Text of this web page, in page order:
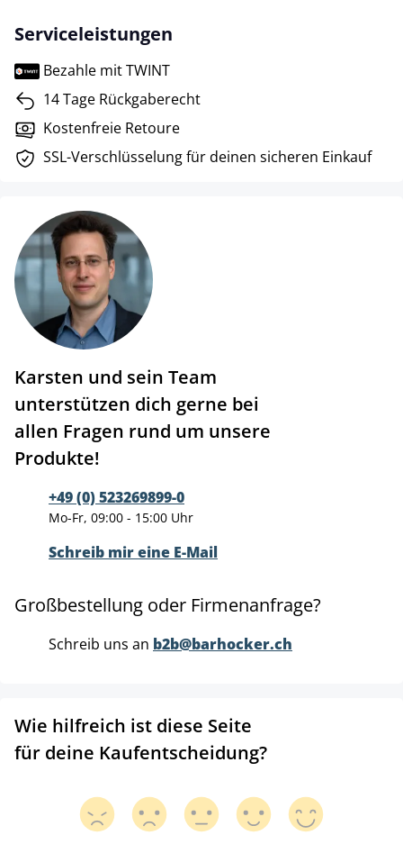
Serviceleistungen
Bezahle mit TWINT
14 Tage Rückgaberecht
Kostenfreie Retoure
SSL-Verschlüsselung für deinen sicheren Einkauf
Karsten und sein Team
unterstützen dich gerne bei
allen Fragen rund um unsere
Produkte!
+49 (0) 523269899-0
Mo-Fr, 09:00 - 15:00 Uhr
Schreib mir eine E-Mail
Großbestellung oder Firmenanfrage?
Schreib uns an b2b@barhocker.ch
Wie hilfreich ist diese Seite
für deine Kaufentscheidung?